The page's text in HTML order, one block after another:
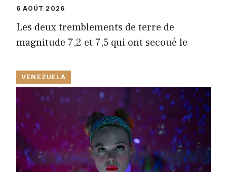
6 AOÛT 2026
Les deux tremblements de terre de
magnitude 7,2 et 7,5 qui ont secoué le
VENEZUELA